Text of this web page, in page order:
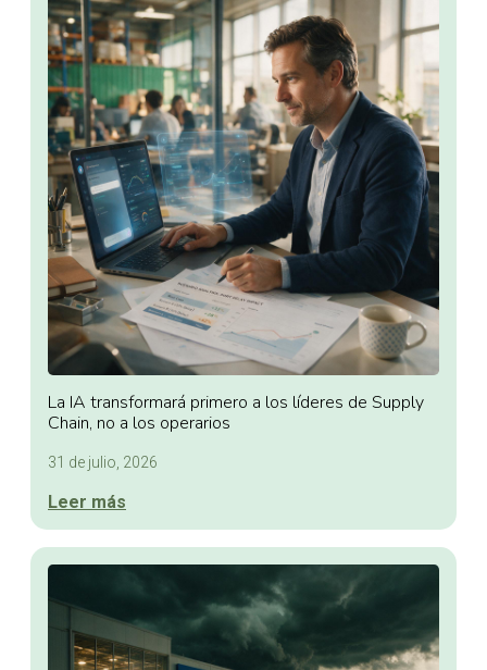
La IA transformará primero a los líderes de Supply
Chain, no a los operarios
31 de julio, 2026
Leer más